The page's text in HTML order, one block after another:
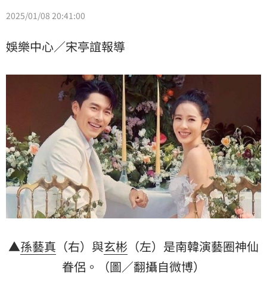
2025/01/08 20:41:00
娛樂中心／宋亭誼報導
▲孫藝真 （右）與玄彬 （左）是南韓演藝圈神仙
眷侶。（圖／翻攝自微博）